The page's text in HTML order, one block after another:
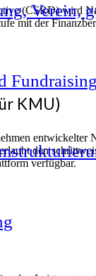
Verein,
Fundraising
(CSRD) wird
mit der
KMU)
entwickelter
den
verfügbar.